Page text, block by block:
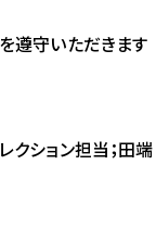
遵守いただきます
クション担当；田端